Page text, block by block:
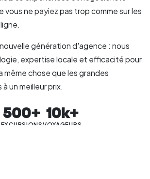
vous ne payiez pas trop comme sur les
génération d'agence : nous
expertise locale et efficacité pour
chose que les grandes
un meilleur prix.
500+
EXCURSIONS
10k+
VOYAGEURS